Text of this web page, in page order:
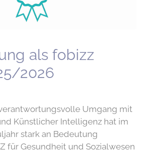
als fobizz
2026
Umgang mit
Künstlicher Intelligenz hat im
stark an Bedeutung
für Gesundheit und Sozialwesen